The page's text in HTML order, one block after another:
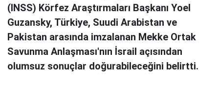
(INSS) Körfez Araştırmaları Başkanı Yoel
Guzansky, Türkiye, Suudi Arabistan ve
Pakistan arasında imzalanan Mekke Ortak
Savunma Anlaşması'nın İsrail açısından
olumsuz sonuçlar doğurabileceğini belirtti.